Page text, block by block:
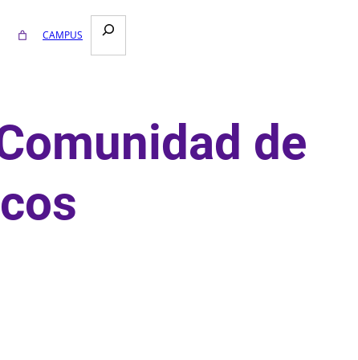
Seminario Adolescencia en Foco: del
CAMPUS
Buscar
de